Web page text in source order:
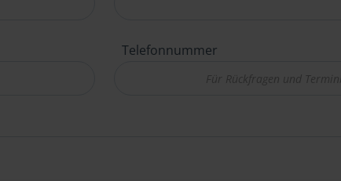
Telefonnummer